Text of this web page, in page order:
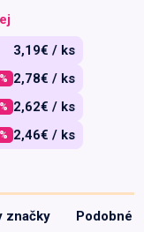
3,19€ / ks
2,78€ / ks
2,62€ / ks
2,46€ / ks
značky Podobné